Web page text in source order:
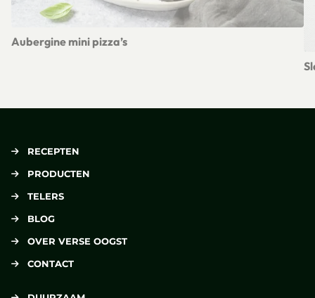
Aubergine mini pizza’s
RECEPTEN
PRODUCTEN
TELERS
BLOG
OVER VERSE OOGST
CONTACT